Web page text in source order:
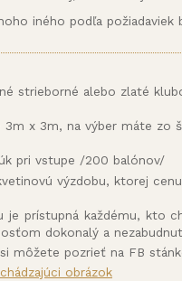
iného podľa požiadaviek
strieborné alebo zlaté
x 3m, na výber máte zo
pri vstupe /200 balónov/
výzdobu, ktorej
je prístupná každému,
dokonalý a
môžete pozrieť na FB
obrázok